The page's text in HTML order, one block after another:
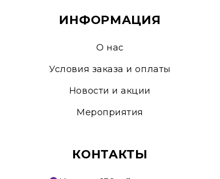
ИНФОРМАЦИЯ
О нас
Условия заказа и оплаты
Новости и акции
Мероприятия
КОНТАКТЫ